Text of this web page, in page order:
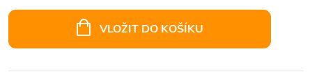
VLOŽIT DO KOŠÍKU